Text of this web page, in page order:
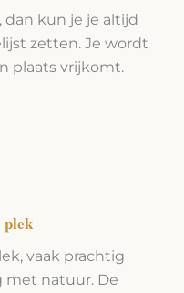
dan kun je je altijd
zetten. Je wordt
plaats vrijkomt.
plek
vaak prachtig
met natuur. De